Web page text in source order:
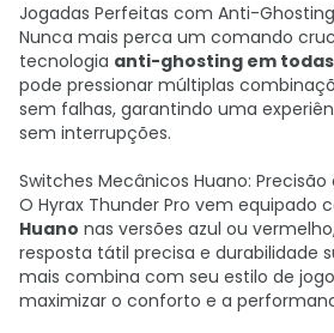
Jogadas Perfeitas com Anti-
Nunca mais perca um comando
tecnologia anti-ghosting em
pode pressionar múltiplas
sem falhas, garantindo uma
sem interrupções.
Switches Mecânicos Huano:
O Hyrax Thunder Pro vem equipado
Huano nas versões azul ou
resposta tátil precisa e durabilidade
mais combina com seu estilo de
maximizar o conforto e a